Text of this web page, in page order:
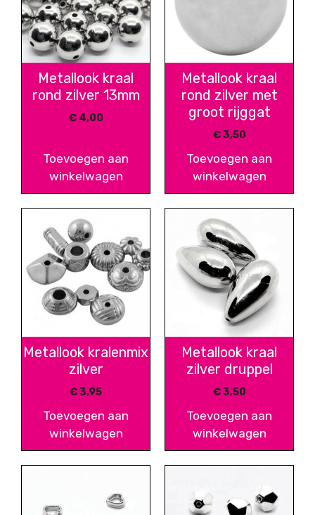
Metallook kraal
rond zilver 13mm
€4,00
Toevoegen aan
winkelwagen
Metallook kraal
rond zilver met
groot rijggat
€3,50
Toevoegen aan
winkelwagen
Metallook kralenmix
zilver
€3,95
Toevoegen aan
winkelwagen
Metallook kraal
zilver druppel
€3,50
Toevoegen aan
winkelwagen